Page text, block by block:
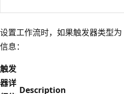
设置工作流时，如果触发器类型为
信息：
触发
器详
Description